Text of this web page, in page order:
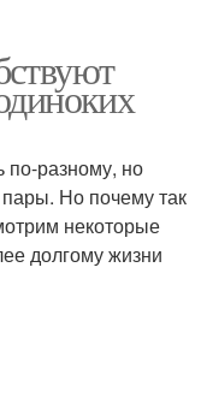
разному, но
Но почему так
некоторые
долгому жизни